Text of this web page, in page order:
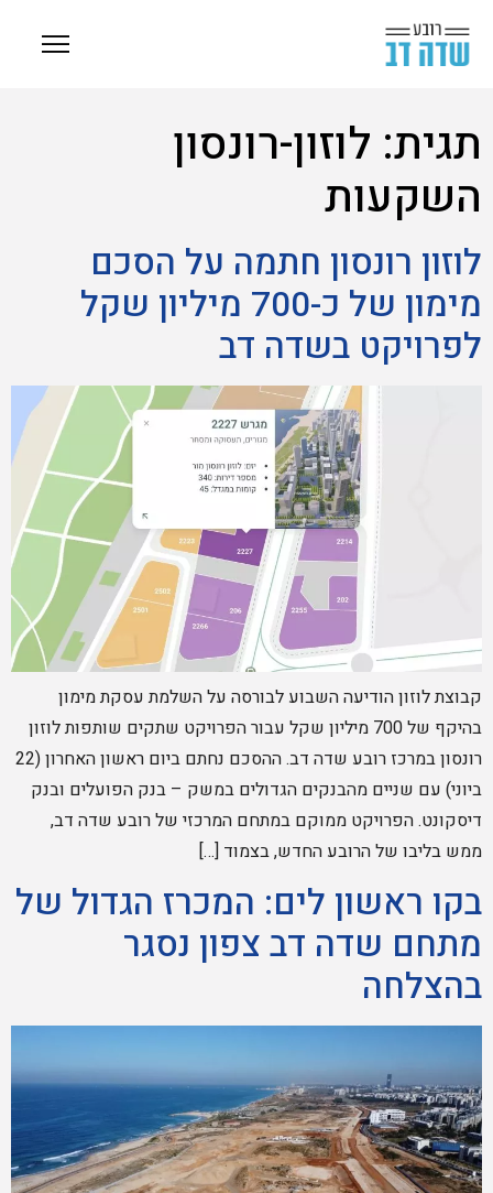
תגית: לוזון-רונסון
השקעות
לוזון רונסון חתמה על הסכם
מימון של כ-700 מיליון שקל
לפרויקט בשדה דב
קבוצת לוזון הודיעה השבוע לבורסה על השלמת עסקת מימון
בהיקף של 700 מיליון שקל עבור הפרויקט שתקים שותפות לוזון
רונסון במרכז רובע שדה דב. ההסכם נחתם ביום ראשון האחרון (22
ביוני) עם שניים מהבנקים הגדולים במשק – בנק הפועלים ובנק
דיסקונט. הפרויקט ממוקם במתחם המרכזי של רובע שדה דב,
ממש בליבו של הרובע החדש, בצמוד […]
בקו ראשון לים: המכרז הגדול של
מתחם שדה דב צפון נסגר
בהצלחה